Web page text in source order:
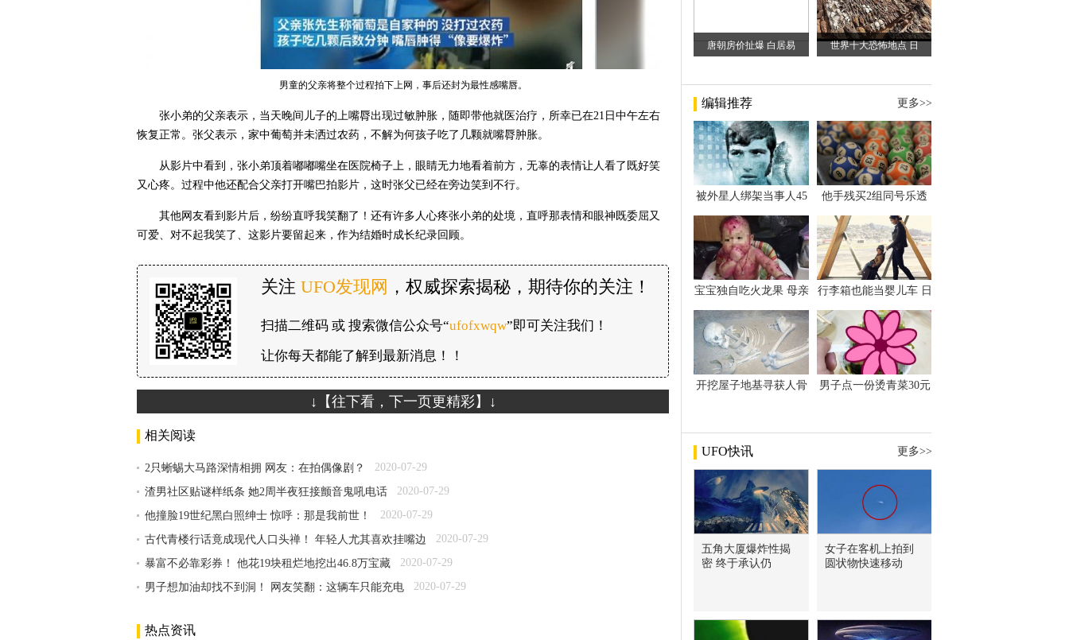
男童的父亲将整个过程拍下上网，事后还封为最性感嘴唇。
张小弟的父亲表示，当天晚间儿子的上嘴脣出现过敏肿胀，随即带他就医治疗，所幸已在21日中午左右
恢复正常。张父表示，家中葡萄并未洒过农药，不解为何孩子吃了几颗就嘴脣肿胀。
从影片中看到，张小弟顶着嘟嘟嘴坐在医院椅子上，眼睛无力地看着前方，无辜的表情让人看了既好笑
又心疼。过程中他还配合父亲打开嘴巴拍影片，这时张父已经在旁边笑到不行。
其他网友看到影片后，纷纷直呼我笑翻了！还有许多人心疼张小弟的处境，直呼那表情和眼神既委屈又
可爱、对不起我笑了、这影片要留起来，作为结婚时成长纪录回顾。
关注 UFO发现网 ，权威探索揭秘，期待你的关注！
扫描二维码 或 搜索微信公众号“ufofxwqw”即可关注我们！
让你每天都能了解到最新消息！！
↓【往下看，下一页更精彩】↓
相关阅读
2只蜥蜴大马路深情相拥 网友：在拍偶像剧？ 2020-07-29
渣男社区贴谜样纸条 她2周半夜狂接颤音鬼吼电话 2020-07-29
他撞脸19世纪黑白照绅士 惊呼：那是我前世！ 2020-07-29
古代青楼行话竟成现代人口头禅！ 年轻人尤其喜欢挂嘴边 2020-07-29
暴富不必靠彩券！ 他花19块租烂地挖出46.8万宝藏 2020-07-29
男子想加油却找不到洞！ 网友笑翻：这辆车只能充电 2020-07-29
热点资讯
唐朝房价扯爆 白居易 世界十大恐怖地点 日
编辑推荐 更多>>
被外星人绑架当事人45
斯卡古拉事件
他手残买2组同号乐透
万
宝宝独自吃火龙果 母亲
行李箱也能当婴儿车 日
开挖屋子地基寻获人骨
男子点一份烫青菜30元
UFO快讯 更多>>
五角大厦爆炸性揭
密 终于承认仍
女子在客机上拍到
圆状物快速移动